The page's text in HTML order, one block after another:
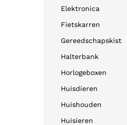
Elektronica
Fietskarren
Gereedschapskist
Halterbank
Horlogeboxen
Huisdieren
Huishouden
Huisieren